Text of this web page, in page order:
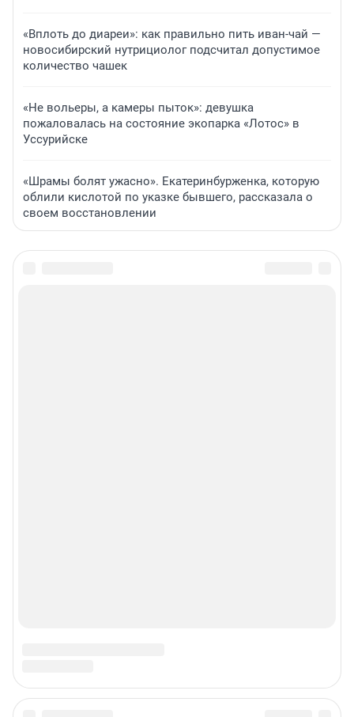
«Вплоть до диареи»: как правильно пить иван-чай —
новосибирский нутрициолог подсчитал допустимое
количество чашек
«Не вольеры, а камеры пыток»: девушка
пожаловалась на состояние экопарка «Лотос» в
Уссурийске
«Шрамы болят ужасно». Екатеринбурженка, которую
облили кислотой по указке бывшего, рассказала о
своем восстановлении